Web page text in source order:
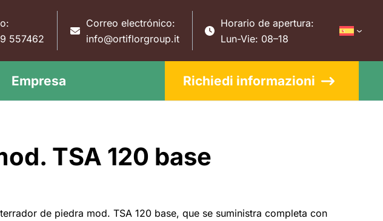
557462
Correo electrónico:
info@ortiflorgroup.it
Horario de apertura:
Lun-Vie: 08–18
Empresa Richiedi informazioni
TSA 120 base
de piedra mod. TSA 120 base, que se suministra completa con